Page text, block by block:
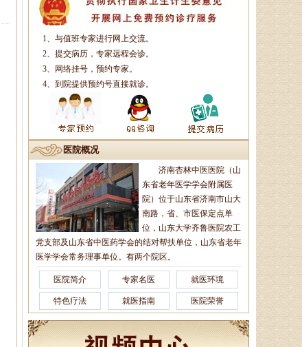
1、与值班专家进行网上交流。
2、提交病历，专家远程会诊。
3、网络挂号，预约专家。
4、到院提供预约号直接就诊。
医院概况
济南杏林中医医院（山
东省老年医学学会附属医
院）位于山东省济南市山大
南路，省、市医保定点单
位，山东大学齐鲁医院农工
党支部及山东省中医药学会的结对帮扶单位，山东省老年
医学学会常务理事单位。有两个院区。
医院简介 专家名医 就医环境
特色疗法 就医指南 医院荣誉
中医副主任医师、骨病、风湿
病专家、中医妇科专家、山东省中
山东中医药学会．．．
杨润河
副主任中医师、济南市名中医
专家，擅长治疗颈肩腰腿痛：疼痛
麻木型颈椎病、眩晕型颈椎病、四
肢沉重型颈椎病．．．
李莹莹
主治医生、御医传人、健康管
理师，主治病种：1、微循环调
理：包括疲倦乏力、无食欲、消化
不良、便溏便秘、．．．